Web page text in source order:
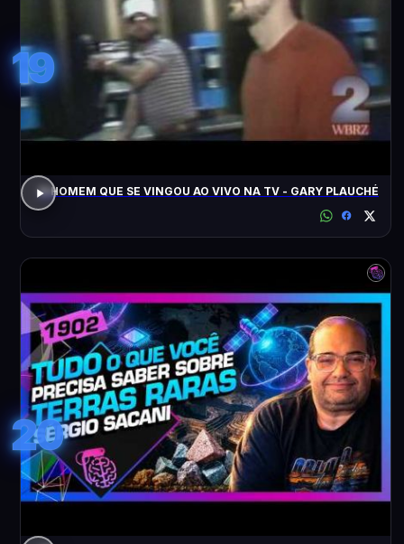
19
O HOMEM QUE SE VINGOU AO VIVO NA TV - GARY PLAUCHÉ
20